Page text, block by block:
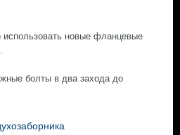
использовать новые фланцевые
болты в два захода до